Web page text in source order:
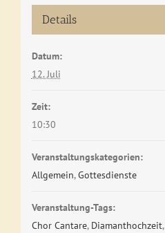
Details
Datum:
12. Juli
Zeit:
10:30
Veranstaltungskategorien:
Allgemein,Gottesdienste
Veranstaltung-Tags:
Chor Cantare, Diamanthochzeit,